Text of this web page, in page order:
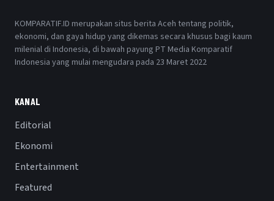
KOMPARATIF.ID merupakan situs berita Aceh tentang politik,
ekonomi, dan gaya hidup yang dikemas secara khusus bagi kaum
milenial di Indonesia, di bawah payung PT Media Komparatif
Indonesia yang mulai mengudara pada 23 Maret 2022
KANAL
Editorial
Ekonomi
Entertainment
Featured